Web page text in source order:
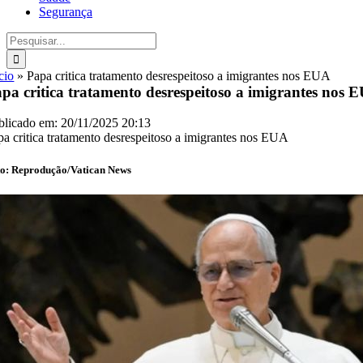
Segurança
Buscar
resultados
para:
»Papa critica tratamento desrespeitoso a imigrantes nos EUA
critica tratamento desrespeitoso a imigrantes nos
em: 20/11/2025 20:13
critica tratamento desrespeitoso a imigrantes nos EUA
Reprodução/Vatican News